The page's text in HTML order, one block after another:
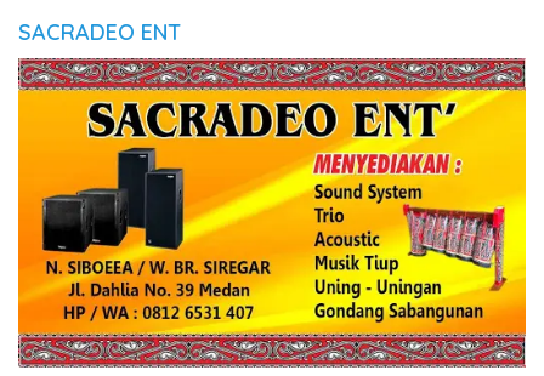
SACRADEO ENT